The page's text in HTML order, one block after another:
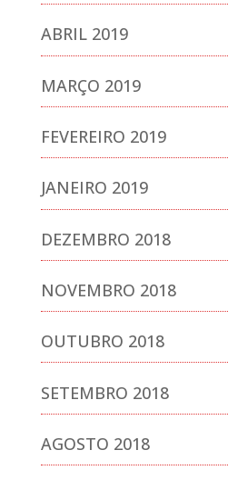
ABRIL 2019
MARÇO 2019
FEVEREIRO 2019
JANEIRO 2019
DEZEMBRO 2018
NOVEMBRO 2018
OUTUBRO 2018
SETEMBRO 2018
AGOSTO 2018